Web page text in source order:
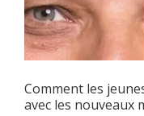
Comment les
avec les nouveaux